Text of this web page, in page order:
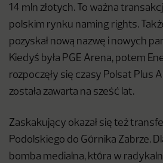
14 mln złotych. To ważna
polskim rynku naming rights.
pozyskał nową nazwę i nowych
Kiedyś była PGE Arena, potem
rozpoczęły się czasy Polsat Plus
została zawarta na sześć lat.
Zaskakujący okazał się też
Podolskiego do Górnika Zabrze.
bomba medialna, która w